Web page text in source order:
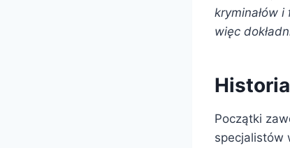
kryminałów
więc
Początki
specjalistów